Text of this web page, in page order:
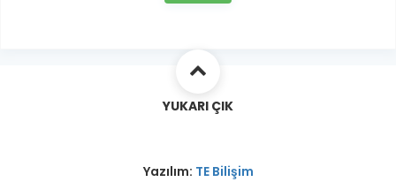
YUKARI ÇIK
Yazılım: TE Bilişim